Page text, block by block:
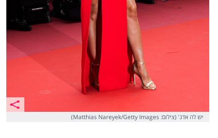
יש לה אדג' (צילום: Matthias Nareyek/Getty Images)